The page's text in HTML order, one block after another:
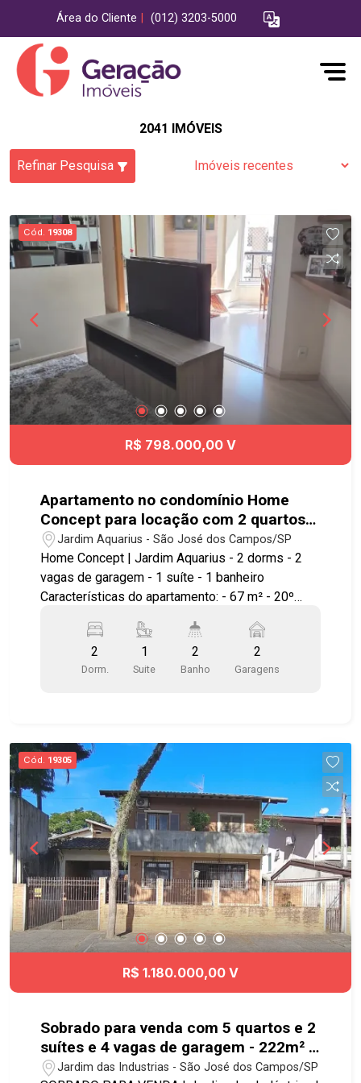
Área do Cliente (012) 3203-5000
2041 IMÓVEIS
Refinar Pesquisa
Cód. 19308
R$ 798.000,00 V
Apartamento no condomínio Home
Concept para locação com 2 quartos
sendo 1 suíte - 67 m² - No bairro
Jardim Aquarius - SJC
Jardim Aquarius - São José dos Campos/SP
Home Concept | Jardim Aquarius - 2 dorms - 2
vagas de garagem - 1 suíte - 1 banheiro
Características do apartamento: - 67 m² - 20º
montanhas - Sol da manhã - 2 vagas de garagem
cobertas - Varanda gourmet com fechamento em
vidro - Cozinha com móveis planejados -
Lazer do condomínio: - Piscina adulto - Piscina
infantil - Academia - Academia ao ar livre -
Quadra poliesportiva - Salão de festas - Salão de
jogos - Churrasqueira - Playground -
Brinquedoteca - Bicicletário Próximo ao Colinas
Shopping, Aquarius Open Mall, avenida Cassiano
Ricardo, padarias e supermercados. #aptoavenda
#geracaoimoveis #venda #apartamento
2
Dorm.
1
Suite
2
Banho
2
Garagens
Cód. 19305
R$ 1.180.000,00 V
Sobrado para venda com 5 quartos e 2
suítes e 4 vagas de garagem - 222m² -
Jardim das Indústrias
Jardim das Industrias - São José dos Campos/SP